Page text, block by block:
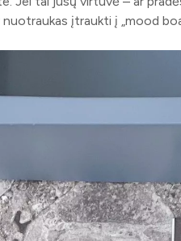
įtraukti į „mood